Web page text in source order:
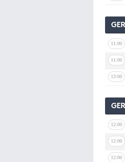
11:00
11:00
13:00
12:00
12:00
12:00